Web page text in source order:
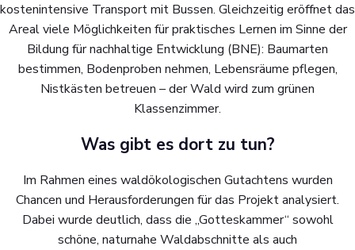
kostenintensive Transport mit Bussen. Gleichzeitig eröffnet das
Areal viele Möglichkeiten für praktisches Lernen im Sinne der
Bildung für nachhaltige Entwicklung (BNE): Baumarten
bestimmen, Bodenproben nehmen, Lebensräume pflegen,
Nistkästen betreuen – der Wald wird zum grünen
Klassenzimmer.
Was gibt es dort zu tun?
Im Rahmen eines waldökologischen Gutachtens wurden
Chancen und Herausforderungen für das Projekt analysiert.
Dabei wurde deutlich, dass die „Gotteskammer“ sowohl
schöne, naturnahe Waldabschnitte als auch